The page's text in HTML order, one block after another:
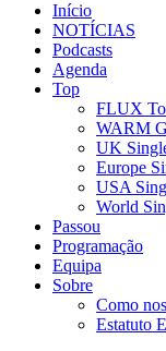
Início
NOTÍCIAS
Podcasts
Agenda
Top
FLUX
WARM
UK
Europe
USA
World
Passou
Programação
Equipa
Sobre
Como
Estatuto